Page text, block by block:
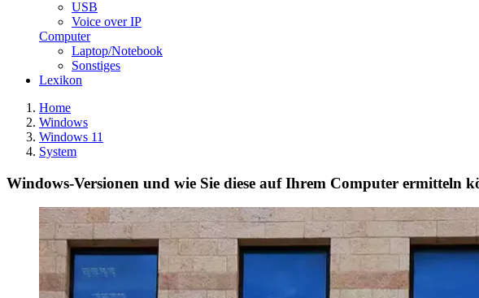
USB
Voice over IP
Computer
Laptop/Notebook
Sonstiges
Lexikon
Home
Windows
Windows 11
System
Windows-Versionen und wie Sie diese auf Ihrem Computer ermitteln